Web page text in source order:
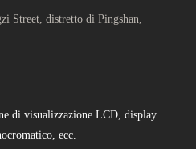
Street, distretto di Pingshan,
di visualizzazione LCD, display
ecc.